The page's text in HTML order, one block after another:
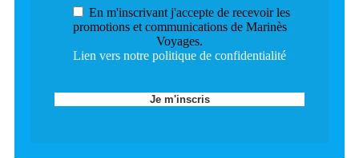
En m'inscrivant j'accepte de recevoir les
promotions et communications de Marinès
Voyages.
Lien vers notre politique de confidentialité